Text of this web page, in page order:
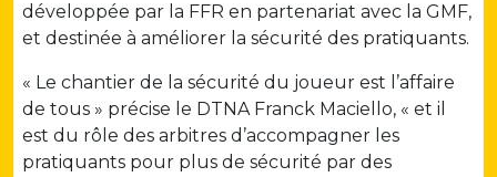
développée par la FFR en partenariat avec la GMF,
et destinée à améliorer la sécurité des pratiquants.
« Le chantier de la sécurité du joueur est l’affaire
de tous » précise le DTNA Franck Maciello, « et il
est du rôle des arbitres d’accompagner les
pratiquants pour plus de sécurité par des